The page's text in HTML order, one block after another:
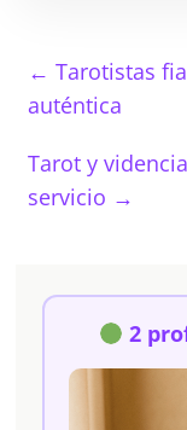
← Tarotistas
auténtica
Tarot y
servicio →
2